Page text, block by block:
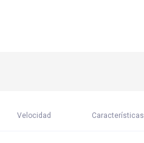
Velocidad Características